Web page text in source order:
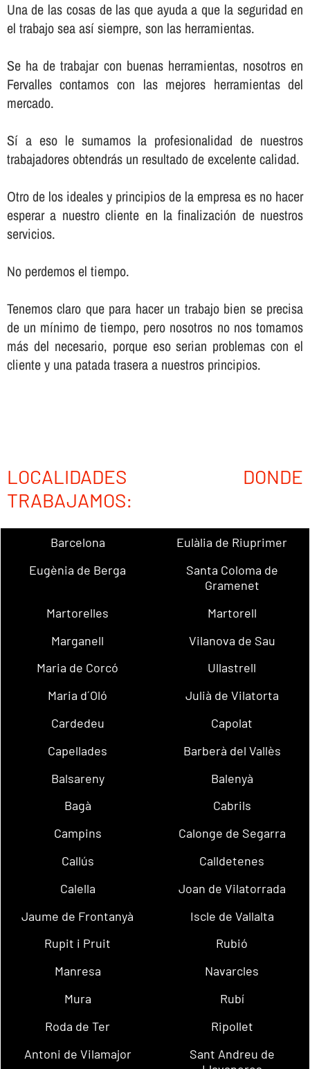
Una de las cosas de las que ayuda a que la seguridad en
el trabajo sea así­ siempre, son las herramientas.
Se ha de trabajar con buenas herramientas, nosotros en
Fervalles contamos con las mejores herramientas del
mercado.
Sí­ a eso le sumamos la profesionalidad de nuestros
trabajadores obtendrás un resultado de excelente calidad.
Otro de los ideales y principios de la empresa es no hacer
esperar a nuestro cliente en la finalización de nuestros
servicios.
No perdemos el tiempo.
Tenemos claro que para hacer un trabajo bien se precisa
de un mí­nimo de tiempo, pero nosotros no nos tomamos
más del necesario, porque eso serian problemas con el
cliente y una patada trasera a nuestros principios.
LOCALIDADES DONDE
TRABAJAMOS:
Barcelona
Eulàlia de Riuprimer
Eugènia de Berga
Santa Coloma de
Gramenet
Martorelles
Martorell
Marganell
Vilanova de Sau
Maria de Corcó
Ullastrell
Maria d´Oló
Julià de Vilatorta
Cardedeu
Capolat
Capellades
Barberà del Vallès
Balsareny
Balenyà
Bagà
Cabrils
Campins
Calonge de Segarra
Callús
Calldetenes
Calella
Joan de Vilatorrada
Jaume de Frontanyà
Iscle de Vallalta
Rupit i Pruit
Rubió
Manresa
Navarcles
Mura
Rubí
Roda de Ter
Ripollet
Antoni de Vilamajor
Sant Andreu de